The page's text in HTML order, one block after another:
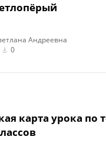
Андреевна
0
карта урока по